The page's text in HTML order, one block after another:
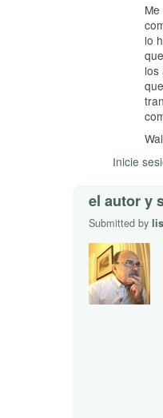
lo
los
Inicie
el autor y
Submitted by